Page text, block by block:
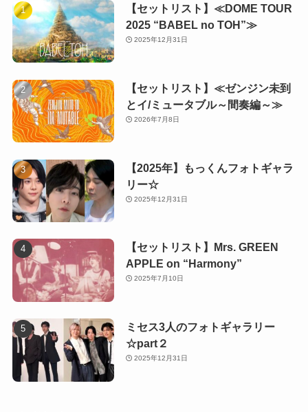
【セットリスト】≪DOME TOUR
2025 “BABEL no TOH”≫
2025年12月31日
【セットリスト】≪ゼンジン未到
とイ/ミュータブル～間奏編～≫
2026年7月8日
【2025年】もっくんフォトギャラ
リー☆
2025年12月31日
【セットリスト】Mrs. GREEN
APPLE on “Harmony”
2025年7月10日
ミセス3人のフォトギャラリー
☆part２
2025年12月31日